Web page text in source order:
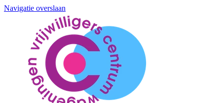
Navigatie overslaan